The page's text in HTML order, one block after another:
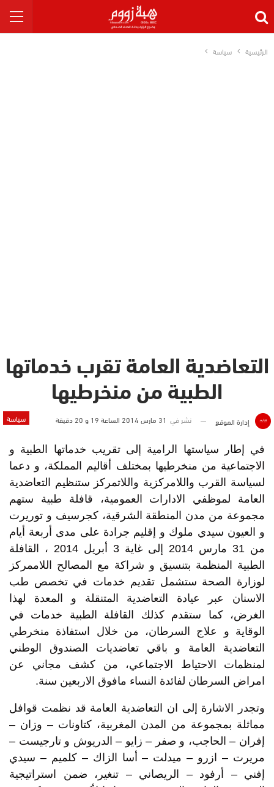
الرئيسية سياسة
التعاضدية العامة تقرب خدماتها
الطبية من منخرطيها
سياسة إدارة الموقع نشر في 31 مارس 2014 الساعة 19 و 20 دقيقة
في إطار سياستها الرامية إلى تقريب خدماتها الطبية و
الاجتماعية من منخرطيها بمختلف أقاليم المملكة، و دعما
لسياسة القرب واللامركزية واللاتمركز ستنظيم التعاضدية
العامة لموظفي الادارات العمومية، قافلة طبية ستهم
مجموعة من مدن المنطقة الشرقية، كجرسيف و توريرت
و العيون سيدي ملوك و إقليم جرادة على مدى أربعة أيام
من 31 مارس 2014 إلى غاية 3 أبريل 2014 ، القافلة
الطبية المنظمة بتنسيق و شراكة مع المصالح اللاممركز
لوزارة الصحة ستشمل تقديم خدمات في تخصص طب
الاسنان عبر عيادة التعاضدية المتنقلة و المعدة لهذا
الغرض، كما ستقدم كذلك القافلة الطبية خدمات في
الوقاية و علاج السرطان، من خلال استفاذة منخرطي
التعاضدية العامة و باقي تعاضديات الصندوق الوطني
لمنظمات الاحتياط الاجتماعي، من كشف مجاني عن
امراض السرطان لفائدة النساء مافوق الاربعين سنة.
وتجدر الاشارة إلى ان التعاضدية العامة قد نظمت قوافل
مماثلة بمجموعة من المدن المغربية، كتاونات – وزان –
إفران – الحاجب، و صفر – زايو – الدريوش و تارجيست –
مريرت – ازرو – ميدلت – أسا الزاك – كلميم – سيدي
إفني – أرفود – الريصاني – تنغير، ضمن استراتيجية